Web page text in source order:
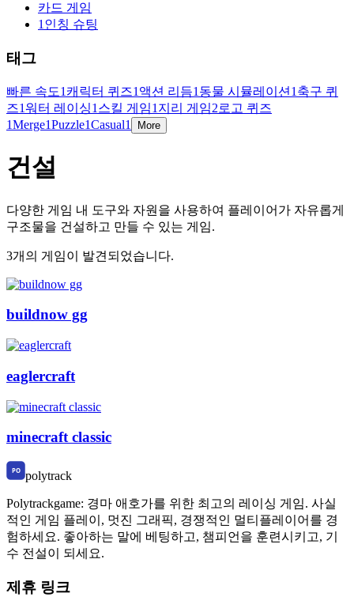
카드 게임
1인칭 슈팅
태그
빠른 속도1 캐릭터 퀴즈1 액션 리듬1 동물 시뮬레이션 1 축구 퀴
즈1워터 레이싱1 스킬 게임1 지리 게임2로고 퀴즈
1Merge1Puzzle1Casual1 More
건설
다양한 게임 내 도구와 자원을 사용하여 플레이어가 자유롭게
구조물을 건설하고 만들 수 있는 게임.
3개의 게임이 발견되었습니다.
buildnow gg
eaglercraft
minecraft classic
polytrack
Polytrackgame: 경마 애호가를 위한 최고의 레이싱 게임. 사실
적인 게임 플레이, 멋진 그래픽, 경쟁적인 멀티플레이어를 경
험하세요. 좋아하는 말에 베팅하고, 챔피언을 훈련시키고, 기
수 전설이 되세요.
제휴 링크